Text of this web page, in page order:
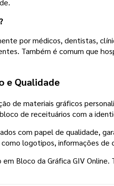
por médicos, dentistas,
Também é comum que
e Qualidade
de materiais gráficos
de receituários com a
com papel de qualidade,
logotipos, informações
Bloco da Gráfica GIV